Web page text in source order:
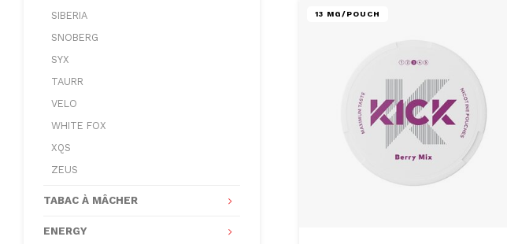
SIBERIA
SNOBERG
SYX
TAURR
VELO
WHITE FOX
XQS
ZEUS
TABAC À MÂCHER
ENERGY
13 MG/POUCH